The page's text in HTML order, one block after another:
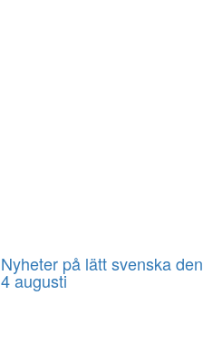
Nyheter på lätt svenska den
4 augusti